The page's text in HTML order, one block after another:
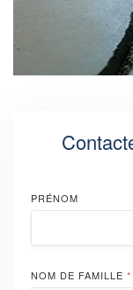
PRÉNOM
NOM DE FAMILLE *